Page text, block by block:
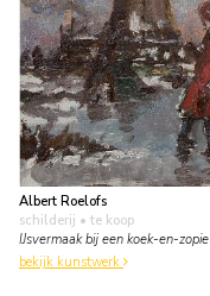
Albert Roelofs
schilderij • te koop
IJsvermaak bij een koek-en-zopie
bekijk kunstwerk